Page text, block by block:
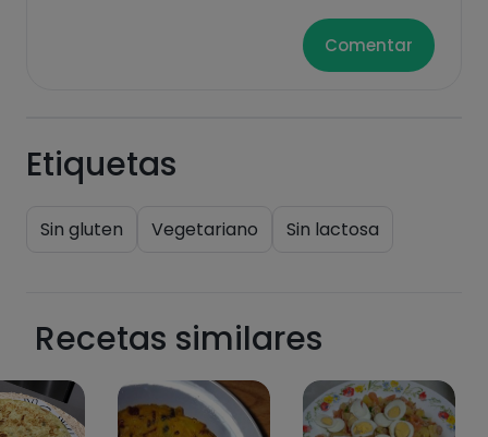
Comentar
Etiquetas
Sin gluten Vegetariano Sin lactosa
Recetas similares